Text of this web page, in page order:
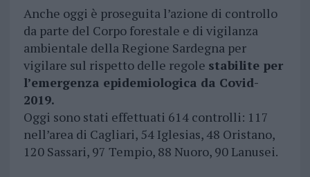
Anche oggi è proseguita l’azione di controllo
da parte del Corpo forestale e di vigilanza
ambientale della Regione Sardegna per
vigilare sul rispetto delle regole stabilite per
l’emergenza epidemiologica da Covid-
2019.
Oggi sono stati effettuati 614 controlli: 117
nell’area di Cagliari, 54 Iglesias, 48 Oristano,
120 Sassari, 97 Tempio, 88 Nuoro, 90 Lanusei.